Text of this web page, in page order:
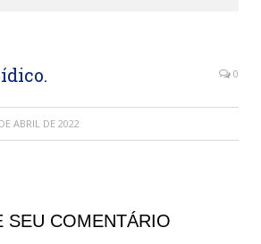
0
ABRIL DE 2022
SEU COMENTÁRIO